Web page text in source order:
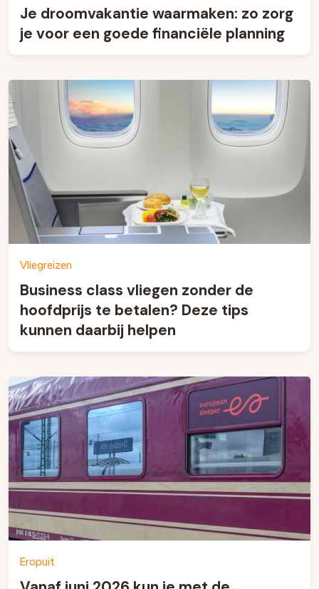
Je droomvakantie waarmaken: zo zorg
je voor een goede financiële planning
Vliegreizen
Business class vliegen zonder de
hoofdprijs te betalen? Deze tips
kunnen daarbij helpen
Eropuit